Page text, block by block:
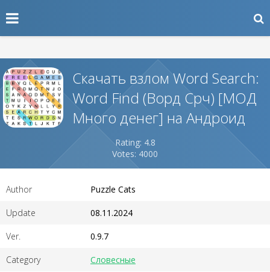
Скачать взлом Word Search:
Word Find (Ворд Срч) [МОД
Много денег] на Андроид
Rating: 4.8
Votes: 4000
Author Puzzle Cats
Update 08.11.2024
Ver. 0.9.7
Category Словесные